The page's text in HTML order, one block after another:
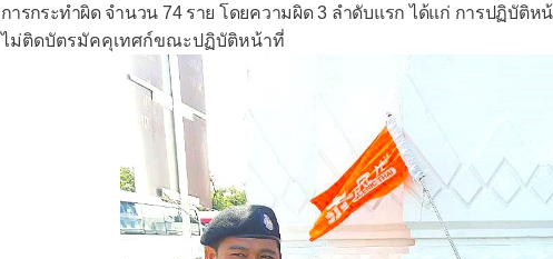
การกระทำผิด จำนวน 74 ราย โดยความผิด 3 ลำดับแรก ได้แก่ การปฏิบัติ
ไม่ติดบัตรมัคคุเทศก์ขณะปฏิบัติหน้าที่